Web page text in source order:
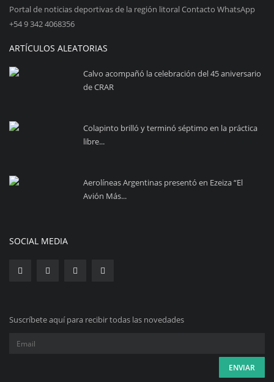
Portal de noticias deportivas de la región litoral Contacto WhatsApp
+54 9 342 4068356
ARTÍCULOS ALEATORIAS
Calvo acompañó la celebración del 45 aniversario
de CRAR
Colapinto brilló y terminó séptimo en la práctica
libre...
Aerolíneas Argentinas presentó en Ezeiza “El
Avión Más...
SOCIAL MEDIA
Suscríbete aquí para recibir todas las novedades